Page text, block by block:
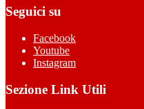
Seguici su
Facebook
Youtube
Instagram
Sezione Link Utili